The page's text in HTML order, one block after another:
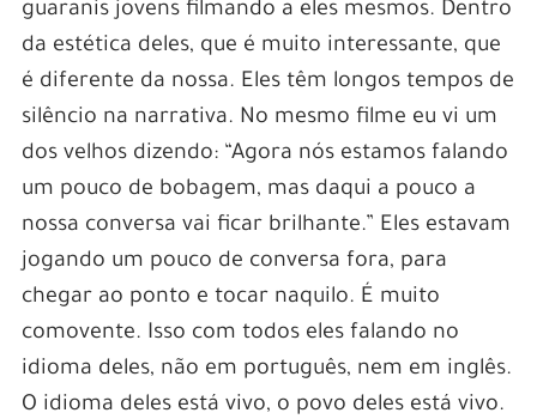
guaranis jovens filmando a eles mesmos. Dentro
da estética deles, que é muito interessante, que
é diferente da nossa. Eles têm longos tempos de
silêncio na narrativa. No mesmo filme eu vi um
dos velhos dizendo: “Agora nós estamos falando
um pouco de bobagem, mas daqui a pouco a
nossa conversa vai ficar brilhante.” Eles estavam
jogando um pouco de conversa fora, para
chegar ao ponto e tocar naquilo. É muito
comovente. Isso com todos eles falando no
idioma deles, não em português, nem em inglês.
O idioma deles está vivo, o povo deles está vivo.